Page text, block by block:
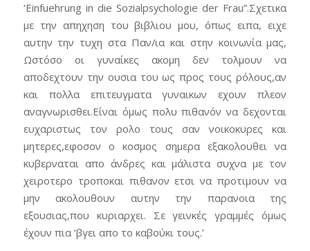
‘Einfuehrung in die Sozialpsychologie der Frau”.Σχετικα
με την απηχηση του βιβλιου μου, όπως ειπα, ειχε
αυτην την τυχη στα Παν/ια και στην κοινωνία μας,
Ωστόσο οι γυναίκες ακομη δεν τολμουν να
αποδεχτουν την ουσια του ως προς τους ρόλους,αν
και πολλα επιτευγματα γυναικων εχουν πλεον
αναγνωρισθει.Είναι όμως πολυ πιθανόν να δεχονται
ευχαριστως τον ρολο τους σαν νοικοκυρες και
μητερες,εφοσον ο κοσμος σημερα εξακολουθει να
κυβερναται απο άνδρες και μάλιστα συχνα με τον
χειροτερο τροποκαι πιθανον ετσι να προτιμουν να
μην ακολουθουν αυτην την παρανοια της
εξουσιας,που κυριαρχει. Σε γεινκές γραμμές όμως
έχουν πια ‘βγει απο το καβούκι τους.’